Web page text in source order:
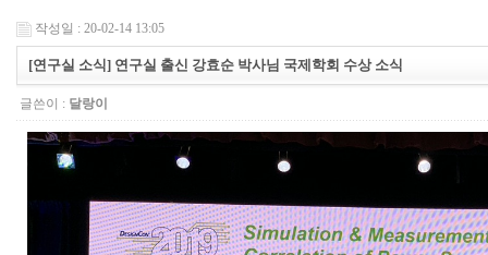
작성일 : 20-02-14 13:05
[연구실 소식] 연구실 출신 강효순 박사님 국제학회 수상 소식
글쓴이 : 달랑이